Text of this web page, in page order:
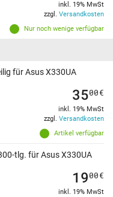
Nur noch wenige verfügbar
inkl. 19% MwSt
zzgl. Versandkosten
für Asus X330UA
Artikel verfügbar
3500€
inkl. 19% MwSt
zzgl. Versandkosten
tlg. für Asus X330UA
1900€
inkl. 19% MwSt